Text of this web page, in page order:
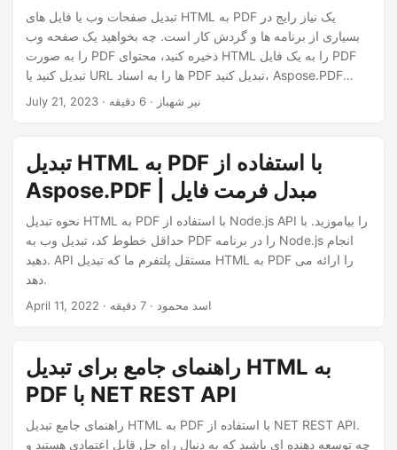
تبدیل صفحات وب یا فایل های HTML به PDF یک نیاز رایج در
بسیاری از برنامه ها و گردش کار است. چه بخواهید یک صفحه وب
را به صورت PDF ذخیره کنید، محتوای HTML را به یک فایل PDF
تبدیل کنید یا URL ها را به اسناد PDF تبدیل کنید، Aspose.PDF
Cloud SDK یک راه حل یکپارچه و کارآمد ارائه می دهد. در این
July 21, 2023 · نیر شهباز · 6 دقیقه
تبدیل HTML به PDF با استفاده از
Aspose.PDF | مبدل فرمت فایل
نحوه تبدیل HTML به PDF با استفاده از Node.js API را بیاموزید. با
حداقل خطوط کد، تبدیل وب به PDF را در برنامه Node.js انجام
دهید. API مستقل پلتفرم ما که تبدیل HTML به PDF را ارائه می
دهد.
April 11, 2022 · اسد محمود · 7 دقیقه
راهنمای جامع برای تبدیل HTML به
PDF با NET REST API
راهنمای جامع تبدیل HTML به PDF با استفاده از NET REST API.
چه توسعه دهنده ای باشید که به دنبال راه حل قابل اعتمادی هستید و